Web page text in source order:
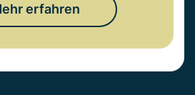
erfahren